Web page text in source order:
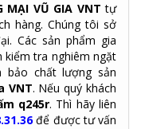
MẠI VŨ GIA VNTtự
hàng. Chúng tôi sở
Các sản phẩm gia
kiểm tra nghiêm ngặt
bảo chất lượng sản
VNT. Nếu quý khách
q245r. Thì hãy liên
để được tư vấn